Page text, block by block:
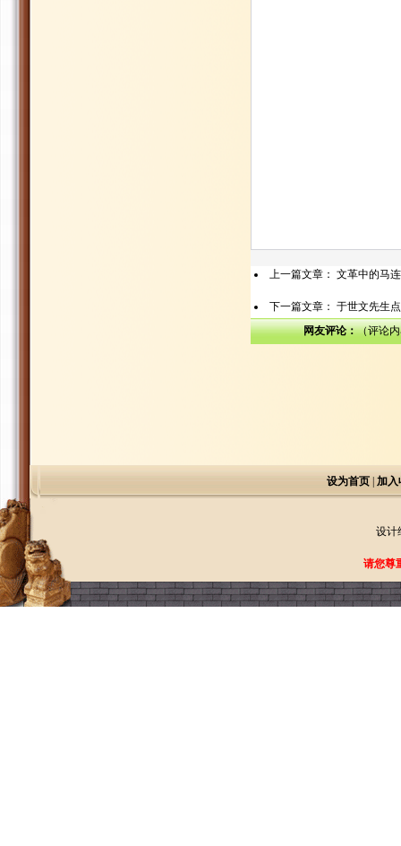
上一篇文章： 文革中的马
下一篇文章： 于世文先生
网友评论：（评论
设为首页| 加入
设计
请您尊